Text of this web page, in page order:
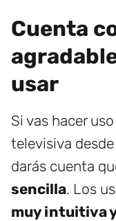
Cuenta
usar
Si vas hacer
televisiva
darás cuenta
sencilla. Los
muy intuitiva